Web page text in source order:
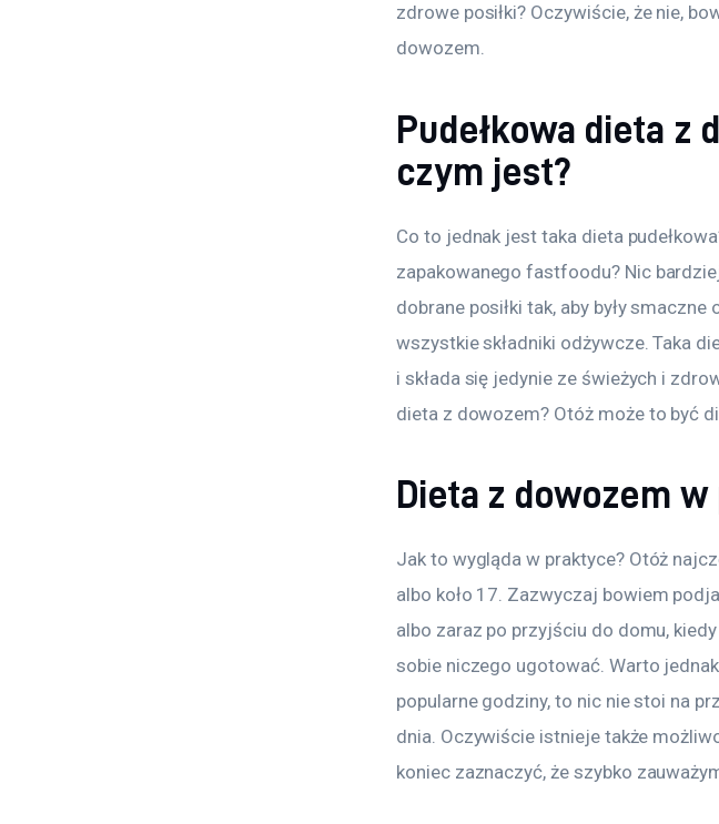
zdrowe posiłki? Oczywiście, że nie,
dowozem.
Pudełkowa dieta z
czym jest?
Co to jednak jest taka dieta
zapakowanego fastfoodu? Nic
dobrane posiłki tak, aby były
wszystkie składniki odżywcze. Taka
i składa się jedynie ze świeżych i
dieta z dowozem? Otóż może to być
Dieta z dowozem
Jak to wygląda w praktyce? Otóż
albo koło 17. Zazwyczaj bowiem
albo zaraz po przyjściu do domu,
sobie niczego ugotować. Warto
popularne godziny, to nic nie stoi na
dnia. Oczywiście istnieje także
koniec zaznaczyć, że szybko